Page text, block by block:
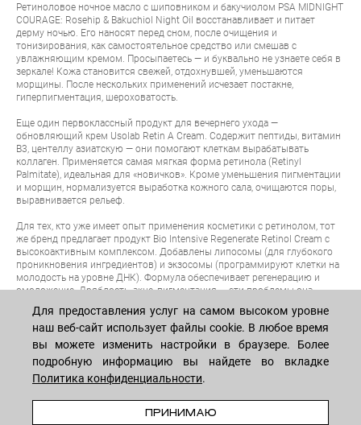
Ретиноловое ночное масло с шиповником и бакучиолом PSA MIDNIGHT
COURAGE: Rosehip & Bakuchiol Night Oil восстанавливает и питает
дерму ночью. Его наносят перед сном, после очищения и
тонизирования, как самостоятельное средство или смешав с
увлажняющим кремом. Просыпаетесь — и буквально не узнаете себя в
зеркале! Кожа становится свежей, отдохнувшей, уменьшаются
морщины. После нескольких применений исчезает постакне,
гиперпигментация, шероховатость.
Еще один первоклассный продукт для вечернего ухода —
обновляющий крем Usolab Retin A Cream . Содержит пептиды, витамин
В3, центеллу азиатскую — они помогают клеткам вырабатывать
коллаген. Применяется самая мягкая форма ретинола (Retinyl
Palmitate), идеальная для «новичков». Кроме уменьшения пигментации
и морщин, нормализуется выработка кожного сала, очищаются поры,
выравнивается рельеф.
Для тех, кто уже имеет опыт применения косметики с ретинолом, тот
же бренд предлагает продукт Bio Intensive Regenerate Retinol Cream с
высокоактивным комплексом. Добавлены липосомы (для глубокого
проникновения ингредиентов) и экзосомы (программируют клетки на
молодость на уровне ДНК). Формула обеспечивает регенерацию и
омоложение. Дряблость, акне, пигментация — эти проблемы она
БЕСТСЕЛЛЕР
Для предоставления услуг на самом высоком уровне
наш веб-сайт использует файлы cookie. В любое время
вы можете изменить настройки в браузере. Более
подробную информацию вы найдете во вкладке
Политика конфиденциальности.
ПРИНИМАЮ